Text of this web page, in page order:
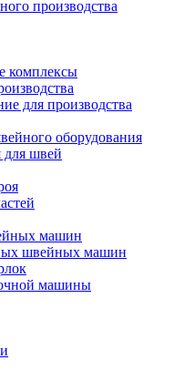
производства
комплексы
для производства
оборудования
швей
машин
швейных машин
машины